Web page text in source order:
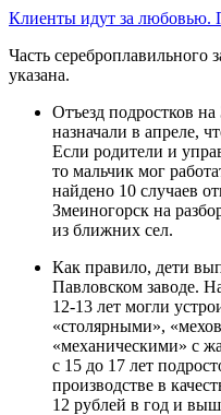
Клиенты идут за любовью.
Часть сереброплавильного
указана.
Отъезд подростков на
назначали в апреле,
Если родители и
то мальчик мог
найдено 10 случаев
Змеиногорск на
из ближних сел.
Как правило, дети
Павловском заводе.
12-13 лет могли
«столярными»,
«механическими» с
с 15 до 17 лет
производстве в
12 рублей в год и